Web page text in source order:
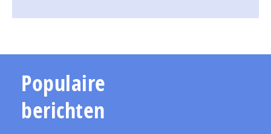
Populaire
berichten